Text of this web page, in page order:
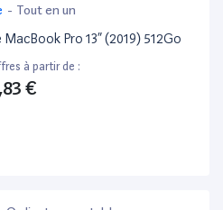
- Tout en un
MacBook Pro 13” (2019) 512Go
à partir de :
€